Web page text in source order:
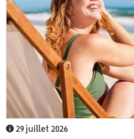
29 juillet 2026